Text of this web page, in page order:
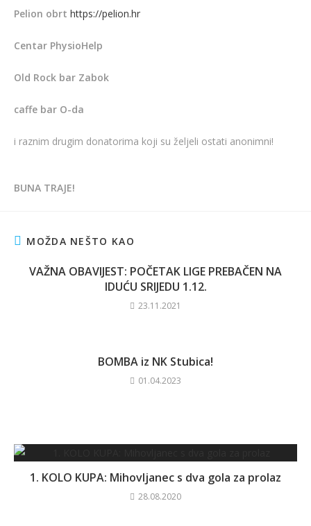
Pelion obrt https://pelion.hr
Centar PhysioHelp
Old Rock bar Zabok
caffe bar O-da
i raznim drugim donatorima koji su željeli ostati anonimni!
BUNA TRAJE!
MOŽDA NEŠTO KAO
VAŽNA OBAVIJEST: POČETAK LIGE PREBAČEN NA
IDUĆU SRIJEDU 1.12.
23.11.2021
BOMBA iz NK Stubica!
01.04.2023
1. KOLO KUPA: Mihovljanec s dva gola za prolaz
28.08.2020